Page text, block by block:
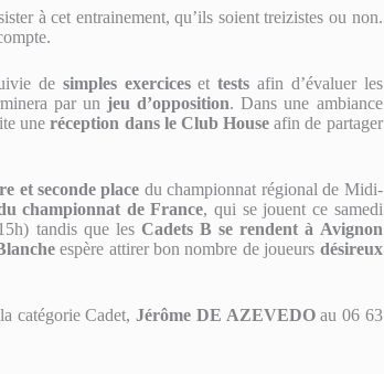
à cet entrainement, qu’ils soient treizistes ou non.
de simples exercicesettests afin d’évaluer les
par un jeu d’opposition. Dans une ambiance
uneréception dans le Club House afin de partager
et seconde place du championnat régional de Midi-
championnat de France, qui se jouent ce samedi
tandis que les Cadets B se rendent à Avignon
espère attirer bon nombre de joueurs désireux
la catégorie Cadet,Jérôme DE AZEVEDOau 06 63